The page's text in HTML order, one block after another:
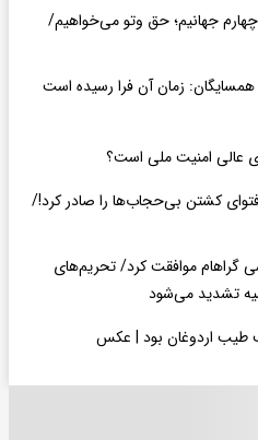
جهانیم؛ حق وتو می‌خواهیم/
زمان آن فرا رسیده است
‌عالی امنیت ملی است؟
کشتن بی‌حجاب‌ها را صادر کرد!/
گراهام موافقت کرد/ تحریم‌های
تشدید می‌شود
طیب اردوغان بود | عکس